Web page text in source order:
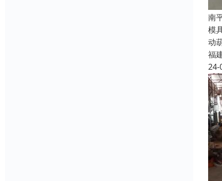
南
模
动
福
24-